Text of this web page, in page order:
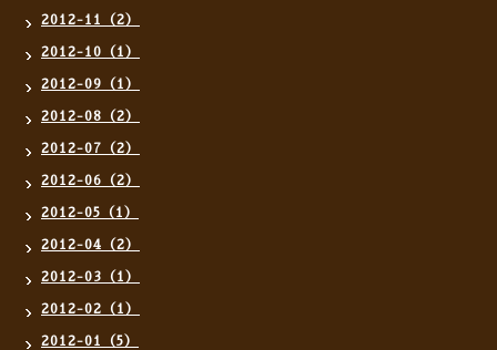
2012-11（2）
2012-10（1）
2012-09（1）
2012-08（2）
2012-07（2）
2012-06（2）
2012-05（1）
2012-04（2）
2012-03（1）
2012-02（1）
2012-01（5）